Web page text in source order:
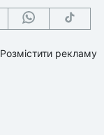
Розмістити рекламу